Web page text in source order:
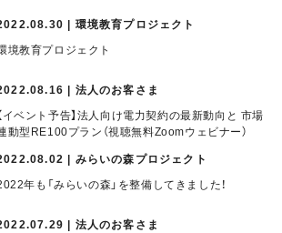
| 環境教育プロジェクト
境教育プロジェクト
| 法人のお客さま
イベント予告】法人向け電力契約の最新動向と 市場
動型RE100プラン（視聴無料Zoomウェビナー）
| みらいの森プロジェクト
年も「みらいの森」を整備してきました！
| 法人のお客さま